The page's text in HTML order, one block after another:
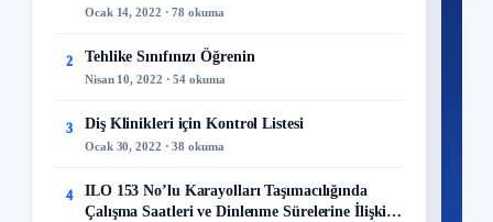
Ocak 14, 2022 · 78 okuma
2 Tehlike Sınıfınızı Öğrenin
Nisan 10, 2022 · 54 okuma
3 Diş Klinikleri için Kontrol Listesi
Ocak 30, 2022 · 38 okuma
4
ILO 153 No’lu Karayolları Taşımacılığında
Çalışma Saatleri ve Dinlenme Sürelerine İlişkin